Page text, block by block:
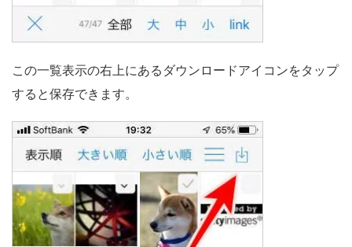
この一覧表示の右上にあるダウンロードアイコンをタップ
すると保存できます。